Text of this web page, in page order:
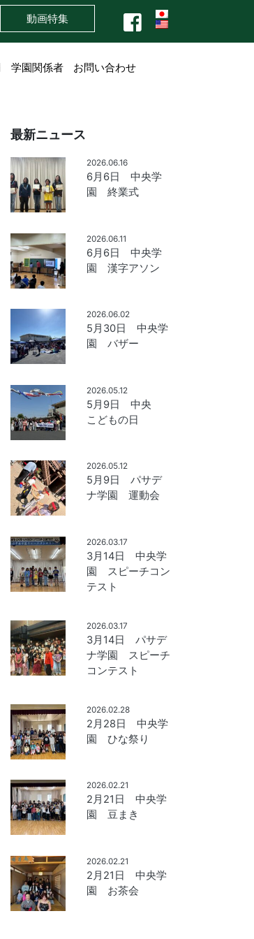
動画特集
学園関係者 お問い合わせ
最新ニュース
2026.06.16
6月6日 中央学
園 終業式
2026.06.11
6月6日 中央学
園 漢字アソン
2026.06.02
5月30日 中央学
園 バザー
2026.05.12
5月9日 中央
こどもの日
2026.05.12
5月9日 パサデ
ナ学園 運動会
2026.03.17
3月14日 中央学
園 スピーチコン
テスト
2026.03.17
3月14日 パサデ
ナ学園 スピーチ
コンテスト
2026.02.28
2月28日 中央学
園 ひな祭り
2026.02.21
2月21日 中央学
園 豆まき
2026.02.21
2月21日 中央学
園 お茶会